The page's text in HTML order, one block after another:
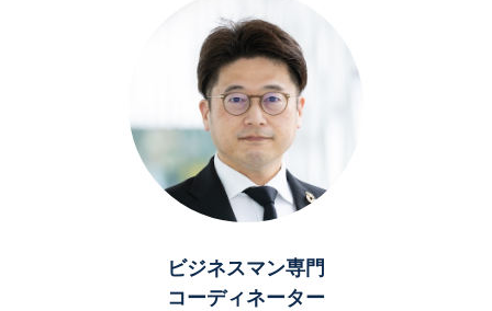
ビジネスマン専門
コーディネーター